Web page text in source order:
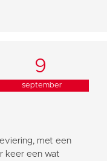
9
september
met een
keer een wat